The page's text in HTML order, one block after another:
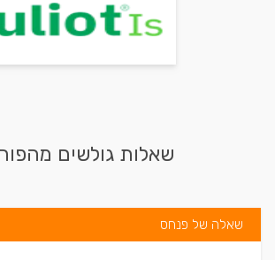
שאלות גולשים
שאלה של פנחס